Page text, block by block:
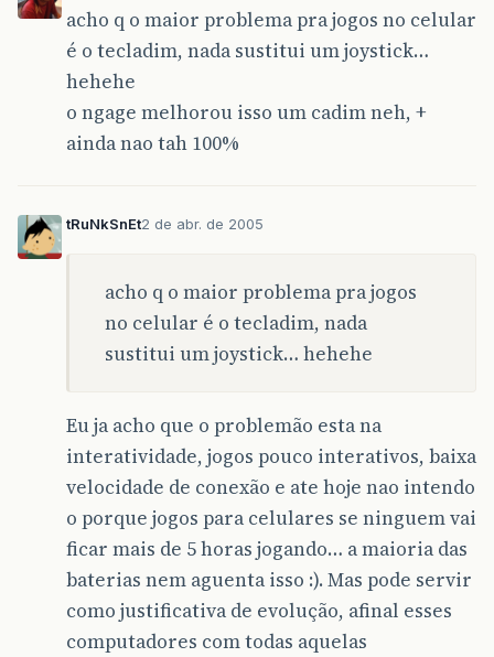
acho q o maior problema pra jogos no celular
é o tecladim, nada sustitui um joystick…
hehehe
o ngage melhorou isso um cadim neh, +
ainda nao tah 100%
tRuNkSnEt2 de abr. de 2005
acho q o maior problema pra jogos
no celular é o tecladim, nada
sustitui um joystick… hehehe
Eu ja acho que o problemão esta na
interatividade, jogos pouco interativos, baixa
velocidade de conexão e ate hoje nao intendo
o porque jogos para celulares se ninguem vai
ficar mais de 5 horas jogando… a maioria das
baterias nem aguenta isso :). Mas pode servir
como justificativa de evolução, afinal esses
computadores com todas aquelas